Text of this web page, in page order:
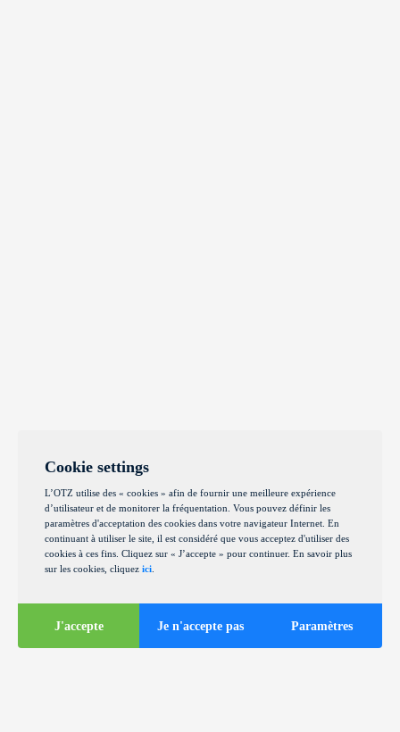
Cookie settings
L’OTZ utilise des « cookies » afin de fournir une meilleure expérience
d’utilisateur et de monitorer la fréquentation. Vous pouvez définir les
paramètres d'acceptation des cookies dans votre navigateur Internet. En
continuant à utiliser le site, il est considéré que vous acceptez d'utiliser des
cookies à ces fins. Cliquez sur « J’accepte » pour continuer. En savoir plus
sur les cookies, cliquez ici
J'accepte Je n'accepte pas Paramètres